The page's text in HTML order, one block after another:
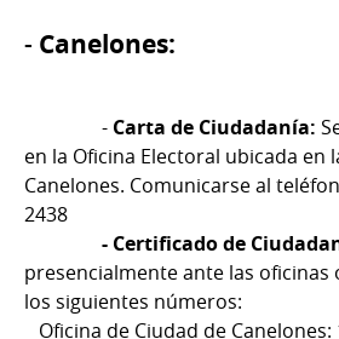
- Canelones:
- Carta de Ciudadanía:
en la Oficina Electoral ubicada en
Canelones. Comunicarse al
2438
- Certificado de
presencialmente ante las oficinas
los siguientes números:
Oficina de Ciudad de